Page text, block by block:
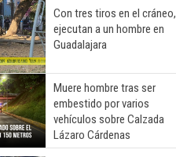
Con tres tiros en el cráneo,
ejecutan a un hombre en
Guadalajara
Muere hombre tras ser
embestido por varios
vehículos sobre Calzada
Lázaro Cárdenas